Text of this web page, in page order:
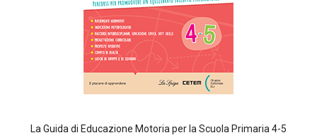
La Guida di Educazione Motoria per la Scuola Primaria 4-5